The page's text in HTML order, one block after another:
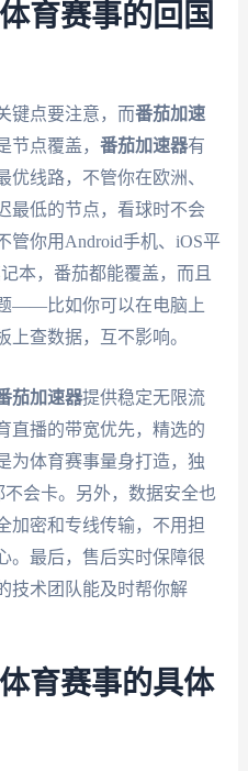
育赛事的回国
键点要注意，而番茄加速
节点覆盖， 番茄加速器有
线路，不管你在欧洲、
最低的节点，看球时不会
管你用Android手机、iOS平
本，番茄都能覆盖，而且
——比如你可以在电脑上
查数据，互不影响。
茄加速器提供稳定无限流
直播的带宽优先，精选的
为体育赛事量身打造，独
会卡。另外，数据安全也
加密和专线传输，不用担
。最后，售后实时保障很
技术团队能及时帮你解
育赛事的具体